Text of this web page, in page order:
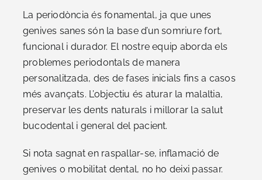
La periodòncia és fonamental, ja que unes
genives sanes són la base d’un somriure fort,
funcional i durador. El nostre equip aborda els
problemes periodontals de manera
personalitzada, des de fases inicials fins a casos
més avançats. L’objectiu és aturar la malaltia,
preservar les dents naturals i millorar la salut
bucodental i general del pacient.
Si nota sagnat en raspallar-se, inflamació de
genives o mobilitat dental, no ho deixi passar.